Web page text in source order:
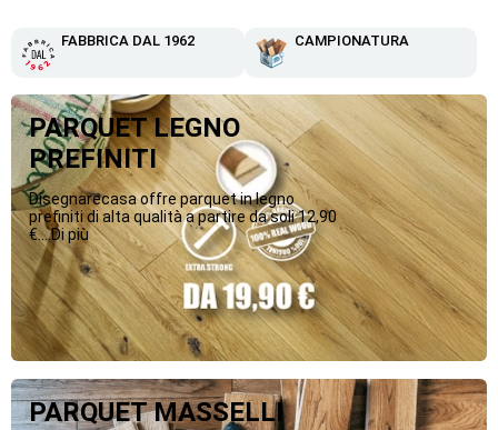
FABBRICA DAL 1962 CAMPIONATURA
PARQUET LEGNO
PREFINITI
Disegnarecasa offre parquet in legno
prefiniti di alta qualità a partire da soli 12,90
€....Di più
PARQUET MASSELLI